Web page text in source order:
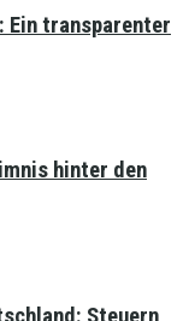
Ein transparenter
hinter den